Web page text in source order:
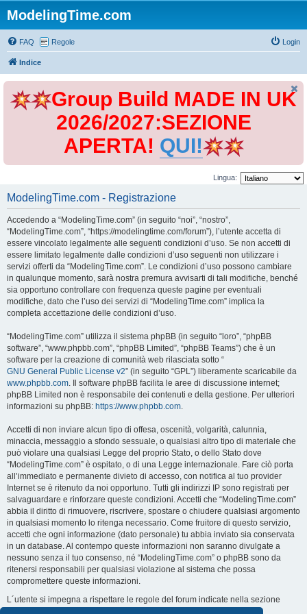
ModelingTime.com
FAQ Regole Login
Indice
Group Build MADE IN UK
2026/2027:SEZIONE
APERTA! QUI!
Lingua:
ModelingTime.com - Registrazione
Accedendo a “ModelingTime.com” (in seguito “noi”, “nostro”,
“ModelingTime.com”, “https://modelingtime.com/forum”), l’utente accetta di
essere vincolato legalmente alle seguenti condizioni d’uso. Se non accetti di
essere limitato legalmente dalle condizioni d’uso seguenti non utilizzare i
servizi offerti da “ModelingTime.com”. Le condizioni d’uso possono cambiare
in qualunque momento, sarà nostra premura avvisarti di tali modifiche, benché
sia opportuno controllare con frequenza queste pagine per eventuali
modifiche, dato che l’uso dei servizi di “ModelingTime.com” implica la
completa accettazione delle condizioni d’uso.
“ModelingTime.com” utilizza il sistema phpBB (in seguito “loro”, “phpBB
software”, “www.phpbb.com”, “phpBB Limited”, “phpBB Teams”) che è un
software per la creazione di comunità web rilasciata sotto “
GNU General Public License v2” (in seguito “GPL”) liberamente scaricabile da
www.phpbb.com. Il software phpBB facilita le aree di discussione internet;
phpBB Limited non è responsabile dei contenuti e della gestione. Per ulteriori
informazioni su phpBB: https://www.phpbb.com.
Accetti di non inviare alcun tipo di offesa, oscenità, volgarità, calunnia,
minaccia, messaggio a sfondo sessuale, o qualsiasi altro tipo di materiale che
può violare una qualsiasi Legge del proprio Stato, o dello Stato dove
“ModelingTime.com” è ospitato, o di una Legge internazionale. Fare ciò porta
all’immediato e permanente divieto di accesso, con notifica al tuo provider
Internet se è ritenuto da noi opportuno. Tutti gli indirizzi IP sono registrati per
salvaguardare e rinforzare queste condizioni. Accetti che “ModelingTime.com”
abbia il diritto di rimuovere, riscrivere, spostare o chiudere qualsiasi argomento
in qualsiasi momento lo ritenga necessario. Come fruitore di questo servizio,
accetti che ogni informazione (dato personale) tu abbia inviato sia conservata
in un database. Al contempo queste informazioni non saranno divulgate a
nessuno senza il tuo consenso, né “ModelingTime.com” o phpBB sono da
ritenersi responsabili per qualsiasi violazione al sistema che possa
compromettere queste informazioni.
L´utente si impegna a rispettare le regole del forum indicate nella sezione